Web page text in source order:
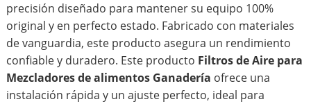
precisión diseñado para mantener su equipo 100%
original y en perfecto estado. Fabricado con materiales
de vanguardia, este producto asegura un rendimiento
confiable y duradero. Este producto Filtros de Aire para
Mezcladores de alimentos Ganadería ofrece una
instalación rápida y un ajuste perfecto, ideal para